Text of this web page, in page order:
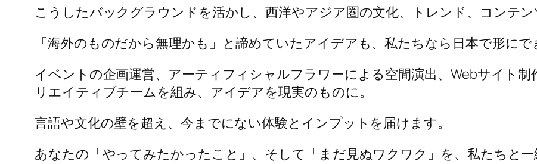
こうしたバックグラウンドを活かし、西洋やアジア圏の文化、トレンド、コンテン
「海外のものだから無理かも」と諦めていたアイデアも、私たちなら日本で形にで
イベントの企画運営、アーティフィシャルフラワーによる空間演出、Webサイト
リエイティブチームを組み、アイデアを現実のものに。
言語や文化の壁を超え、今までにない体験とインプットを届けます。
あなたの「やってみたかったこと」、そして「まだ見ぬワクワク」を、私たちと